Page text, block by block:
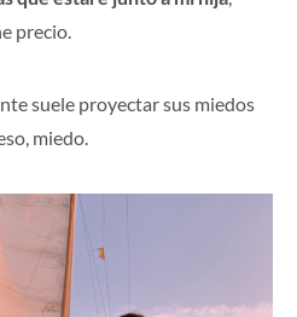
precio.
suele proyectar sus miedos
miedo.